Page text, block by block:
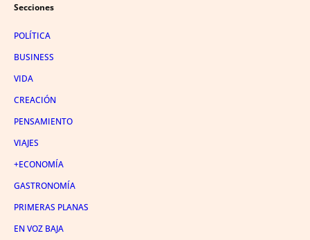
Secciones
POLÍTICA
BUSINESS
VIDA
CREACIÓN
PENSAMIENTO
VIAJES
+ECONOMÍA
GASTRONOMÍA
PRIMERAS PLANAS
EN VOZ BAJA